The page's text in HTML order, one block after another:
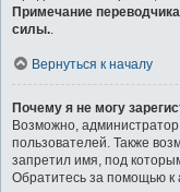
Примечание
силы..
Вернуться к началу
Почему я не могу
Возможно,
пользователей. Также
запретил имя, под
Обратитесь за помощью к